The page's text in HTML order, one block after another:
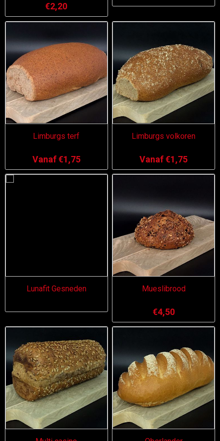
€2,20
Limburgs terf
Vanaf €1,75
Limburgs volkoren
Vanaf €1,75
Lunafit Gesneden Mueslibrood
€4,50